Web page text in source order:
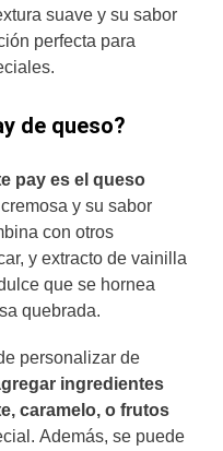
suave y su sabor
perfecta para
de queso?
pay es el queso
y su sabor
con otros
y extracto de vainilla
que se hornea
quebrada.
personalizar de
ingredientes
caramelo, o frutos
Además, se puede